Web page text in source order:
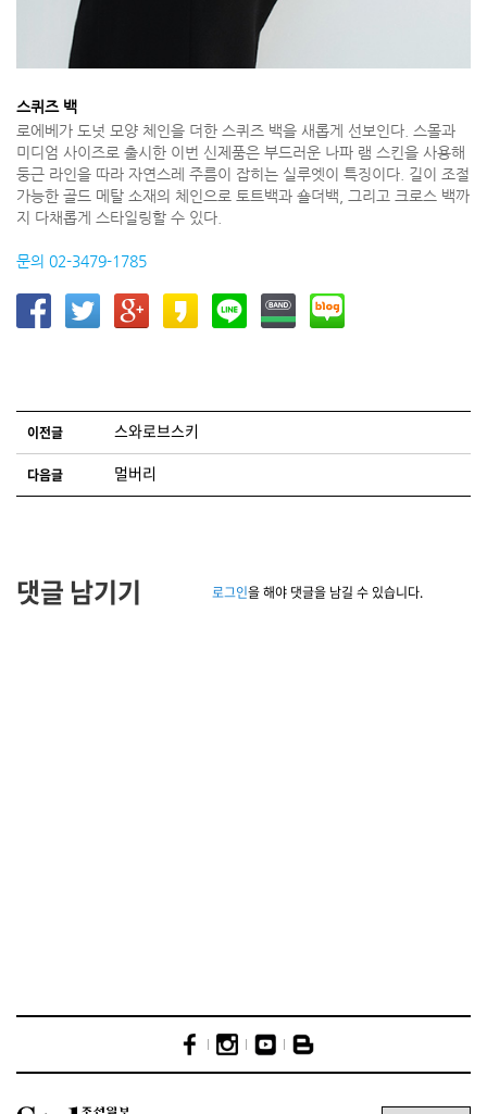
스퀴즈 백
로에베가 도넛 모양 체인을 더한 스퀴즈 백을 새롭게 선보인다. 스몰과
미디엄 사이즈로 출시한 이번 신제품은 부드러운 나파 램 스킨을 사용해
둥근 라인을 따라 자연스레 주름이 잡히는 실루엣이 특징이다. 길이 조절
가능한 골드 메탈 소재의 체인으로 토트백과 숄더백, 그리고 크로스 백까
지 다채롭게 스타일링할 수 있다.
문의 02-3479-1785
글 네비게이션
이전글 스와로브스키
다음글 멀버리
댓글 남기기 로그인을 해야 댓글을 남길 수 있습니다.